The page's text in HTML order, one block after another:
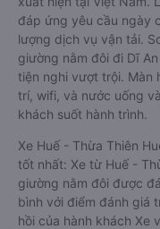
đáp ứng yêu cầu ngày
lượng dịch vụ vận tải.
giường nằm đôi đi Dĩ
tiện nghi vượt trội. Màn
trí, wifi, và nước uống
khách suốt hành trình.
Xe Huế - Thừa Thiên
tốt nhất: Xe từ Huế -
giường nằm đôi được
bình với điểm đánh giá
hồi của hành khách Xe